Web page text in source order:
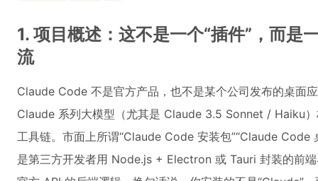
1. 项目概述：这不是一个“插件”，而是
流
Claude Code 不是官方产品，也不是某个公司发布的桌
Claude 系列大模型（尤其是 Claude 3.5 Sonnet / Haiku
工具链。市面上所谓“Claude Code 安装包”“Claude Code
是第三方开发者用 Node.js + Electron 或 Tauri 封装的前